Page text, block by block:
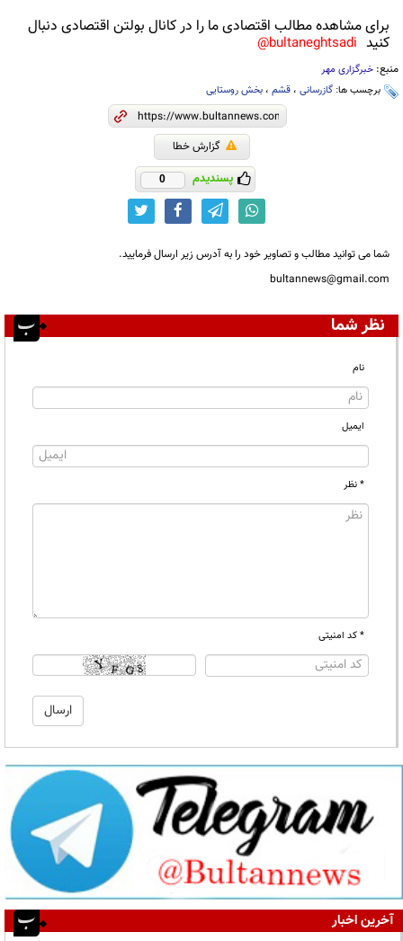
برای مشاهده مطالب اقتصادی ما را در کانال بولتن اقتصادی دنبال
کنید bultaneghtsadi@
منبع: خبرگزاری مهر
برچسب ها: گازرسانی ، قشم ، بخش روستایی
گزارش خطا
پسندیدم 0
شما می توانید مطالب و تصاویر خود را به آدرس زیر ارسال فرمایید.
bultannews@gmail.com
نظر شما
نام
ایمیل
* نظر
* کد امنیتی
آخرین اخبار